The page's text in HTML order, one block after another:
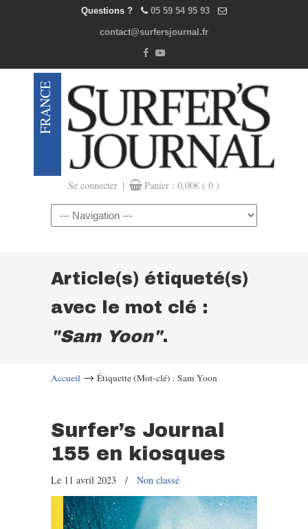
Questions ? 05 59 54 95 93
contact@surfersjournal.fr
Se connecter | Panier : 0,00€ ( 0 )
Navigation
Article(s) étiqueté(s)
avec le mot clé :
"Sam Yoon".
Accueil → Étiquette (Mot-clé) : Sam Yoon
Surfer’s Journal
155 en kiosques
Le 11 avril 2023 / Non classé